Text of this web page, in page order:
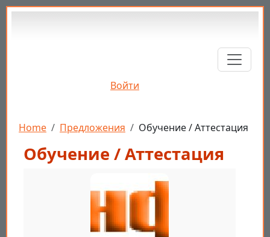
Перейти к основному содержанию
Войти
Строка навигации
Home Предложения Обучение / Аттестация
Обучение / Аттестация